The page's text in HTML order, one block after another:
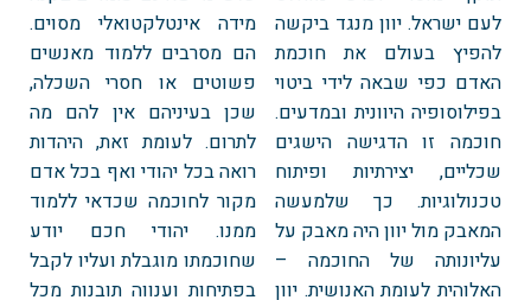
לעם ישראל. יוון מנגד ביקשה
להפיץ בעולם את חוכמת
האדם כפי שבאה לידי ביטוי
בפילוסופיה היוונית ובמדעים.
חוכמה זו הדגישה הישגים
שכליים, יצירתיות ופיתוח
טכנולוגיות. כך שלמעשה
המאבק מול יוון היה מאבק על
עליונותה של החוכמה –
האלוהית לעומת האנושית. יוון
מידה אינטלקטואלי מסוים.
הם מסרבים ללמוד מאנשים
פשוטים או חסרי השכלה,
שכן בעיניהם אין להם מה
לתרום. לעומת זאת, היהדות
רואה בכל יהודי ואף בכל אדם
מקור לחוכמה שכדאי ללמוד
ממנו. יהודי חכם יודע
שחוכמתו מוגבלת ועליו לקבל
בפתיחות וענווה תובנות מכל